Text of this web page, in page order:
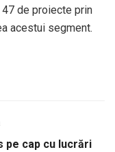
de proiecte prin
acestui segment.
pe cap cu lucrări